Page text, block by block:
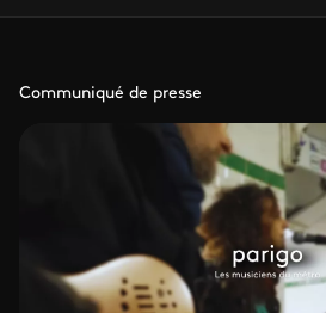
Communiqué de presse